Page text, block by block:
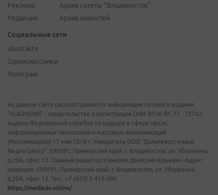
Реклама
Редакция
Архив газеты "Владивосток"
Архив новостей
Социальные сети
vkontakte
Одноклассники
Телеграм
На данном сайте распространяется информация сетевого издания
"VLADNEWS" - свидетельство о регистрации СМИ ЭЛ № ФС 77 - 72742,
выдано Федеральной службой по надзору в сфере связи,
информационных технологий и массовых коммуникаций
(Роскомнадзор) 17 мая 2018 г. Учредитель ООО "Дальневосточный
Медиа Центр". 690091, Приморский край, г. Владивосток, ул. Уборевича,
д.20А, офис 13. Главный редактор Юркевич Дмитрий Юрьевич. Адрес
редакции: 690091, Приморский край, г. Владивосток, ул. Уборевича,
д.20А, офис 13. Тел.: +7 (423) 2-415-600.
https://mediadv.online/